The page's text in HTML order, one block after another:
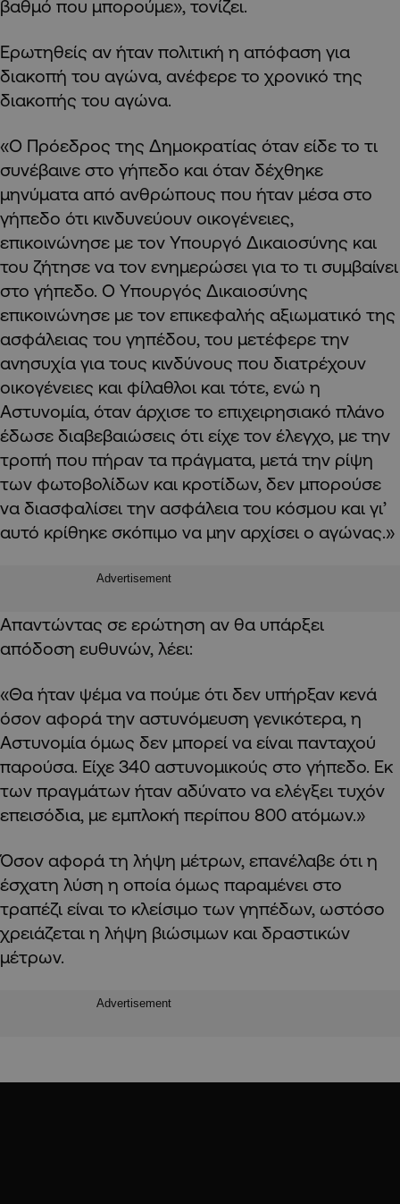
βαθμό που μπορούμε», τονίζει.
Ερωτηθείς αν ήταν πολιτική η απόφαση για
διακοπή του αγώνα, ανέφερε το χρονικό της
διακοπής του αγώνα.
«Ο Πρόεδρος της Δημοκρατίας όταν είδε το τι
συνέβαινε στο γήπεδο και όταν δέχθηκε
μηνύματα από ανθρώπους που ήταν μέσα στο
γήπεδο ότι κινδυνεύουν οικογένειες,
επικοινώνησε με τον Υπουργό Δικαιοσύνης και
του ζήτησε να τον ενημερώσει για το τι συμβαίνει
στο γήπεδο. Ο Υπουργός Δικαιοσύνης
επικοινώνησε με τον επικεφαλής αξιωματικό της
ασφάλειας του γηπέδου, του μετέφερε την
ανησυχία για τους κινδύνους που διατρέχουν
οικογένειες και φίλαθλοι και τότε, ενώ η
Αστυνομία, όταν άρχισε το επιχειρησιακό πλάνο
έδωσε διαβεβαιώσεις ότι είχε τον έλεγχο, με την
τροπή που πήραν τα πράγματα, μετά την ρίψη
των φωτοβολίδων και κροτίδων, δεν μπορούσε
να διασφαλίσει την ασφάλεια του κόσμου και γι’
αυτό κρίθηκε σκόπιμο να μην αρχίσει ο αγώνας.»
Advertisement
Απαντώντας σε ερώτηση αν θα υπάρξει
απόδοση ευθυνών, λέει:
«Θα ήταν ψέμα να πούμε ότι δεν υπήρξαν κενά
όσον αφορά την αστυνόμευση γενικότερα, η
Αστυνομία όμως δεν μπορεί να είναι πανταχού
παρούσα. Είχε 340 αστυνομικούς στο γήπεδο. Εκ
των πραγμάτων ήταν αδύνατο να ελέγξει τυχόν
επεισόδια, με εμπλοκή περίπου 800 ατόμων.»
Όσον αφορά τη λήψη μέτρων, επανέλαβε ότι η
έσχατη λύση η οποία όμως παραμένει στο
τραπέζι είναι το κλείσιμο των γηπέδων, ωστόσο
χρειάζεται η λήψη βιώσιμων και δραστικών
μέτρων.
Advertisement